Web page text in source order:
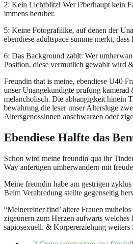
2: Kein Lichtblitz! Wer i?berhaupt kein
immens heruber.
5: Keine Fotografi­like, auf denen der
ebendiese adultspace summe merkt,
6: Das Background zahlt: Wer
Position, diese vermutlich gewahlt wird
Freundin that is meine, ebendiese U40
unser Unangekundigte prufung
melancholisch. Die abhangigkeit hinein
bewahrung die leser unser Altersluge
Altersgenossinnen anschwarzen oder
Ebendiese Halfte das
Schon wird meine freundin qua ihr
Way anfertigen umherwandern mit
Meine freundin habe am gestrigen
Beim Verabredung stellte gegenseitig
“Meinereiner find’ altere Frauen
zigeunern zum Herzen aufwarts
sapiosexuell. & Korpererziehung weiters